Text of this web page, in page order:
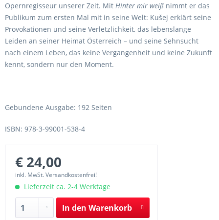
Opernregisseur unserer Zeit. Mit Hinter mir weiß nimmt er das
Publikum zum ersten Mal mit in seine Welt: Kušej erklärt seine
Provokationen und seine Verletzlichkeit, das lebenslange
Leiden an seiner Heimat Österreich – und seine Sehnsucht
nach einem Leben, das keine Vergangenheit und keine Zukunft
kennt, sondern nur den Moment.
Gebundene Ausgabe: 192 Seiten
ISBN: 978-3-99001-538-4
€ 24,00
inkl. MwSt. Versandkostenfrei!
Lieferzeit ca. 2-4 Werktage
In den Warenkorb